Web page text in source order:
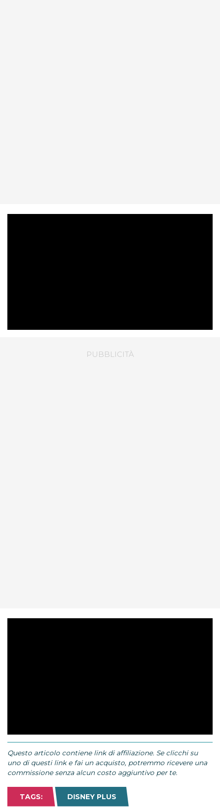
Questo articolo contiene link di affiliazione. Se clicchi su
uno di questi link e fai un acquisto, potremmo ricevere una
commissione senza alcun costo aggiuntivo per te.
TAGS: DISNEY PLUS